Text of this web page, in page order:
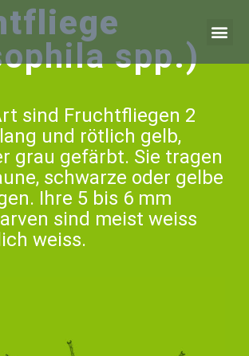
spp.)​
sind Fruchtfliegen 2
und rötlich gelb,
grau gefärbt. Sie tragen
schwarze oder gelbe
Ihre 5 bis 6 mm
sind meist weiss
weiss.